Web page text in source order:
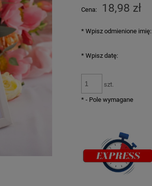
Cena: 18,98 zł
* Wpisz odmienione imię:
* Wpisz datę:
szt.
* - Pole wymagane